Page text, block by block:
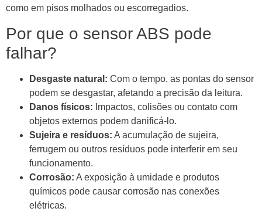
como em pisos molhados ou escorregadios.
Por que o sensor ABS pode
falhar?
Desgaste natural: Com o tempo, as pontas do sensor
podem se desgastar, afetando a precisão da leitura.
Danos físicos: Impactos, colisões ou contato com
objetos externos podem danificá-lo.
Sujeira e resíduos: A acumulação de sujeira,
ferrugem ou outros resíduos pode interferir em seu
funcionamento.
Corrosão: A exposição à umidade e produtos
químicos pode causar corrosão nas conexões
elétricas.